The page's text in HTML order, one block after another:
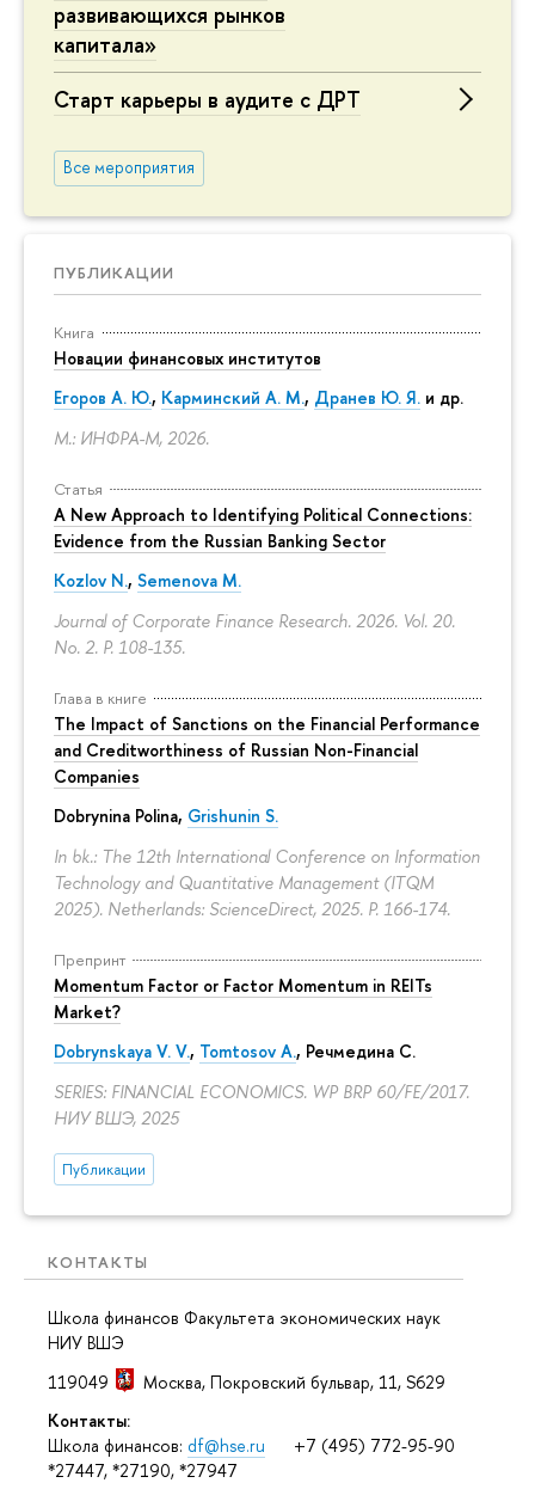
развивающихся рынков
капитала»
Старт карьеры в аудите с ДРТ
Все мероприятия
ПУБЛИКАЦИИ
Книга
Новации финансовых институтов
Егоров А. Ю., Карминский А. М., Дранев Ю. Я. и др.
М.: ИНФРА-М, 2026.
Статья
A New Approach to Identifying Political Connections:
Evidence from the Russian Banking Sector
Kozlov N., Semenova M.
Journal of Corporate Finance Research. 2026. Vol. 20.
No. 2. P. 108-135.
Глава в книге
The Impact of Sanctions on the Financial Performance
and Creditworthiness of Russian Non-Financial
Companies
Dobrynina Polina, Grishunin S.
In bk.: The 12th International Conference on Information
Technology and Quantitative Management (ITQM
2025). Netherlands: ScienceDirect, 2025. P. 166-174.
Препринт
Momentum Factor or Factor Momentum in REITs
Market?
Dobrynskaya V. V., Tomtosov A., Речмедина С.
SERIES: FINANCIAL ECONOMICS. WP BRP 60/FE/2017.
НИУ ВШЭ, 2025
Публикации
КОНТАКТЫ
Школа финансов Факультета экономических наук
НИУ ВШЭ
119049
Москва, Покровский бульвар, 11, S629
Контакты:
Школа финансов: df@hse.ru +7 (495) 772-95-90
*27447, *27190, *27947